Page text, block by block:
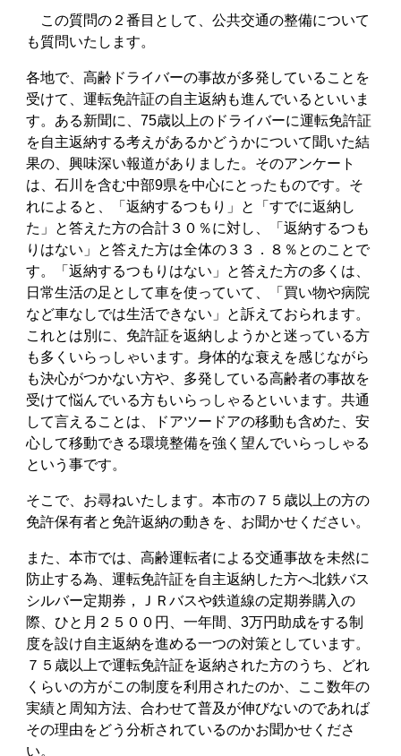
この質問の２番目として、公共交通の整備について
も質問いたします。
各地で、高齢ドライバーの事故が多発していることを
受けて、運転免許証の自主返納も進んでいるといいま
す。ある新聞に、75歳以上のドライバーに運転免許証
を自主返納する考えがあるかどうかについて聞いた結
果の、興味深い報道がありました。そのアンケート
は、石川を含む中部9県を中心にとったものです。そ
れによると、「返納するつもり」と「すでに返納し
た」と答えた方の合計３０％に対し、「返納するつも
りはない」と答えた方は全体の３３．８％とのことで
す。「返納するつもりはない」と答えた方の多くは、
日常生活の足として車を使っていて、「買い物や病院
など車なしでは生活できない」と訴えておられます。
これとは別に、免許証を返納しようかと迷っている方
も多くいらっしゃいます。身体的な衰えを感じながら
も決心がつかない方や、多発している高齢者の事故を
受けて悩んでいる方もいらっしゃるといいます。共通
して言えることは、ドアツードアの移動も含めた、安
心して移動できる環境整備を強く望んでいらっしゃる
という事です。
そこで、お尋ねいたします。本市の７５歳以上の方の
免許保有者と免許返納の動きを、お聞かせください。
また、本市では、高齢運転者による交通事故を未然に
防止する為、運転免許証を自主返納した方へ北鉄バス
シルバー定期券，ＪＲバスや鉄道線の定期券購入の
際、ひと月２５００円、一年間、3万円助成をする制
度を設け自主返納を進める一つの対策としています。
７５歳以上で運転免許証を返納された方のうち、どれ
くらいの方がこの制度を利用されたのか、ここ数年の
実績と周知方法、合わせて普及が伸びないのであれば
その理由をどう分析されているのかお聞かせくださ
い。